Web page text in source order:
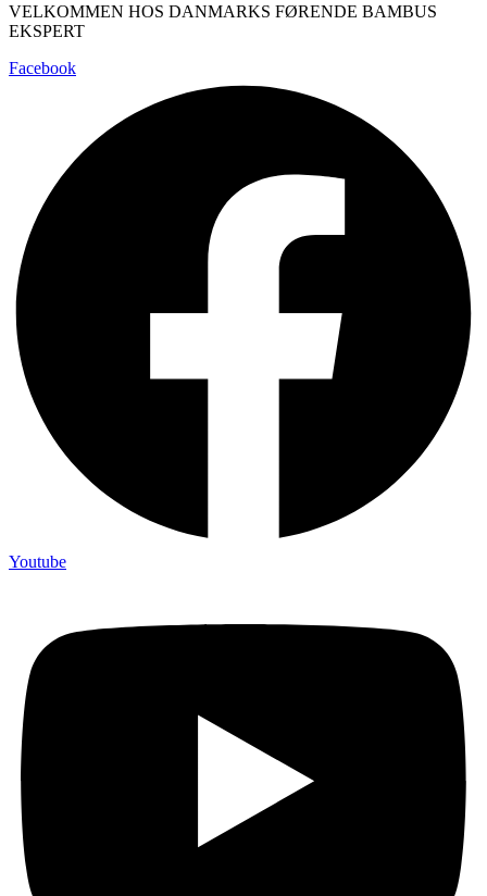
VELKOMMEN HOS DANMARKS FØRENDE BAMBUS
EKSPERT
Facebook
Youtube